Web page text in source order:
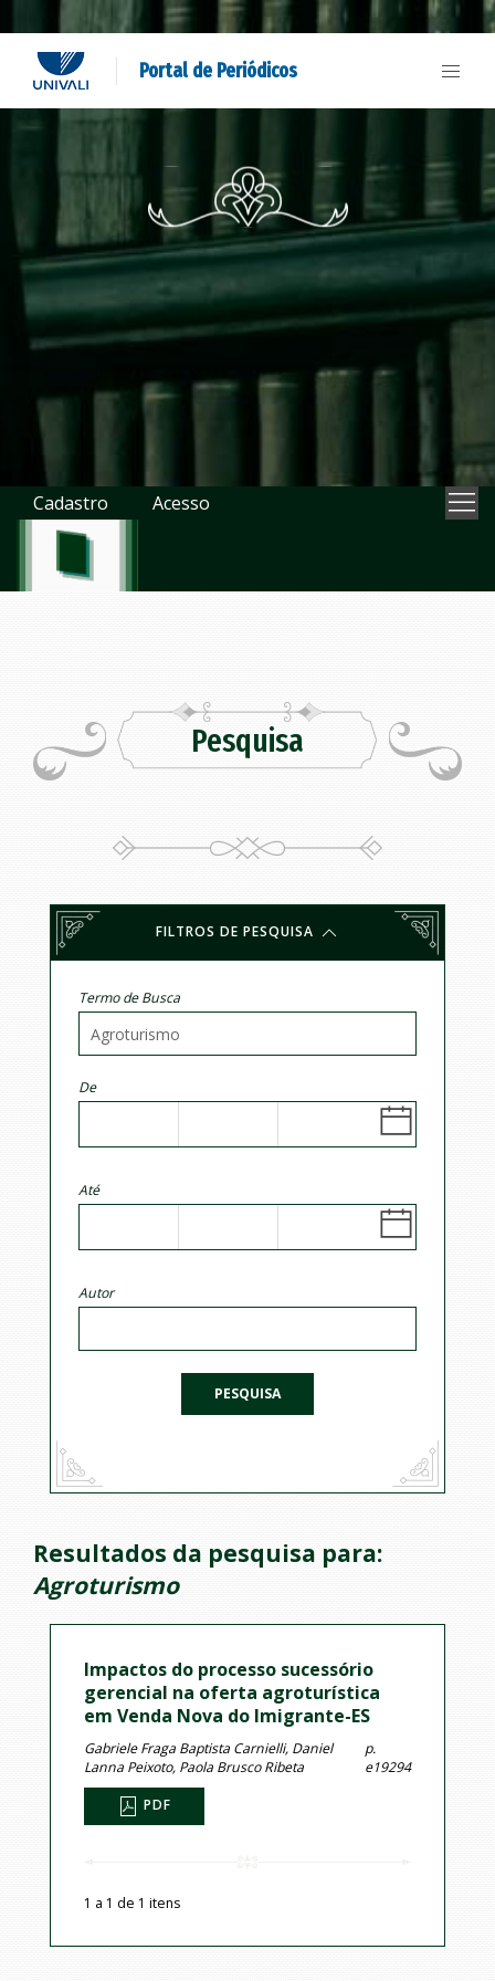
Portal de Periódicos
Cadastro Acesso
Pesquisa
FILTROS DE PESQUISA
Termo de Busca
De
Até
Autor
PESQUISA
Resultados da pesquisa para:
Agroturismo
Impactos do processo sucessório
gerencial na oferta agroturística
em Venda Nova do Imigrante-ES
Gabriele Fraga Baptista Carnielli, Daniel
Lanna Peixoto, Paola Brusco Ribeta
p.
e19294
PDF
1 a 1 de 1 itens